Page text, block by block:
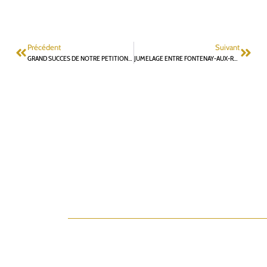
Précédent Suivant
JUMELAGE ENTRE FONTENAY-AUX-ROSES ET WIESLOCH : UN BEL ANNIVERSAIRE ET DES PROPOSITIONS POUR RENFORCER LES LIENS D’AMITIÉ AVEC WIESLOCH ET NOS DEUX AUTRES VILLES JUMELLES